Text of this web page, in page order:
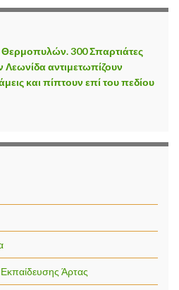
300 Σπαρτιάτες
Λεωνίδα αντιμετωπίζουν
και πίπτουν επί του πεδίου
Άρτας